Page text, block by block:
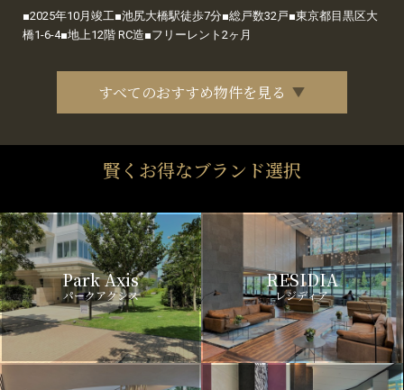
■2025年10月竣工■池尻大橋駅徒歩7分■総戸数32戸■東京都目黒区大
橋1-6-4■地上12階 RC造■フリーレント2ヶ月
すべてのおすすめ物件を見る
賢くお得なブランド選択
Park Axis
パークアクシス
RESIDIA
レジディア